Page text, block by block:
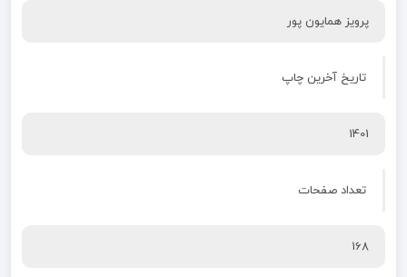
پرویز همایون پور
تاریخ آخرین چاپ
1401
تعداد صفحات
168